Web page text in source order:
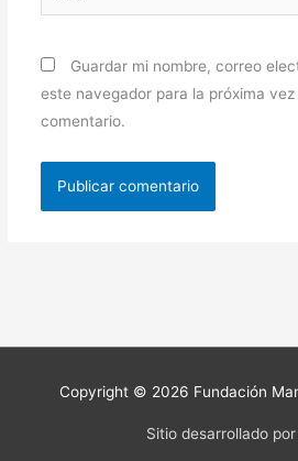
Guardar mi nombre, correo
este navegador para la próxima vez
comentario.
Copyright © 2026 Fundación
Sitio desarrollado